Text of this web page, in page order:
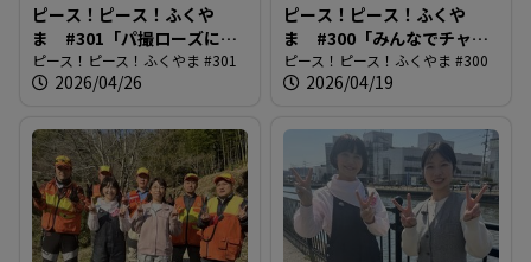
ピース！ピース！ふくや
ま #301「パ撮ローズに街
路樹追加！」
ピース！ピース！ふくやま #301
2026/04/26
ピース！ピース！ふくや
ま #300「みんなでチャレ
ンジ！福山夢・未来開花プ
ロジェクト」
ピース！ピース！ふくやま #300
2026/04/19